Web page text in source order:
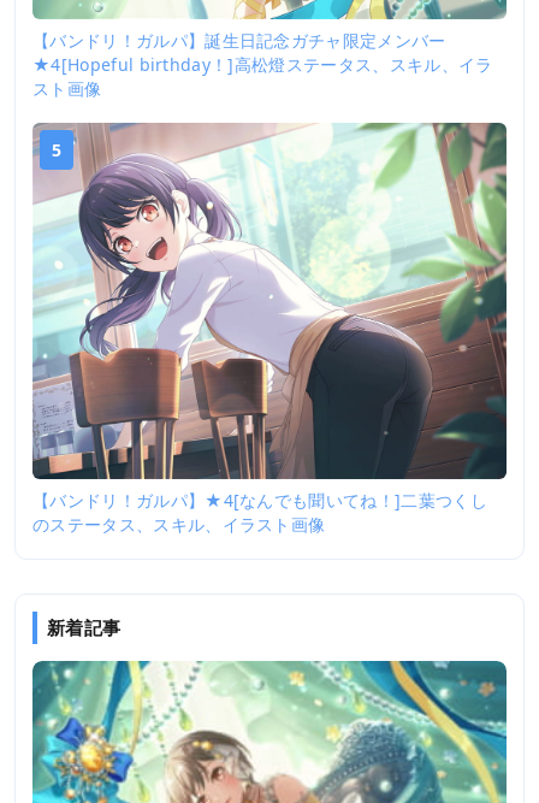
【バンドリ！ガルパ】誕生日記念ガチャ限定メンバー
★4[Hopeful birthday！]高松燈ステータス、スキル、イラ
スト画像
5
【バンドリ！ガルパ】★4[なんでも聞いてね！]二葉つくし
のステータス、スキル、イラスト画像
新着記事